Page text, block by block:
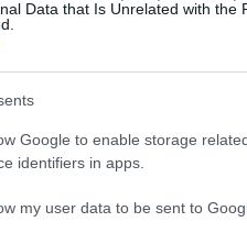
Data that Is Unrelated with the
Google to enable storage
identifiers in apps.
my user data to be sent to
Dove è stata girata